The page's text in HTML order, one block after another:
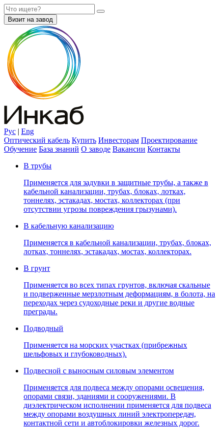
Визит на завод
Рус | Eng
Оптический кабель Купить Инвесторам Проектирование
Обучение База знаний О заводе Вакансии Контакты
В трубы
Применяется для задувки в защитные трубы, а также в
кабельной канализации, трубах, блоках, лотках,
тоннелях, эстакадах, мостах, коллекторах (при
отсутствии угрозы повреждения грызунами).
В кабельную канализацию
Применяется в кабельной канализации, трубах, блоках,
лотках, тоннелях, эстакадах, мостах, коллекторах.
В грунт
Применяется во всех типах грунтов, включая скальные
и подверженные мерзлотным деформациям, в болота, на
переходах через судоходные реки и другие водные
преграды.
Подводный
Применяется на морских участках (прибрежных
шельфовых и глубоководных).
Подвесной с выносным силовым элементом
Применяется для подвеса между опорами освещения,
опорами связи, зданиями и сооружениями. В
диэлектрическом исполнении применяется для подвеса
между опорами воздушных линий электропередач,
контактной сети и автоблокировки железных дорог.